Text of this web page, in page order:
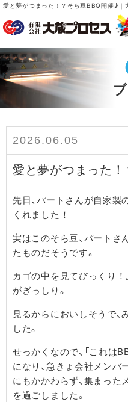
2026.06.05
愛と夢がつまった
先日、パートさんが自家
くれました！
実はこのそら豆、パート
たものだそうです。
カゴの中を見てびっくり
がぎっしり。
見るからにおいしそうで
した。
せっかくなので、「これは
になり、急きょ会社メン
にもかかわらず、集まっ
を過ごしました。